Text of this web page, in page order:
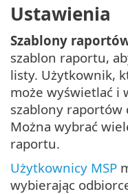
Ustawienia
Szablony
szablon raportu,
listy. Użytkownik,
może wyświetlać i
szablony
Można wybrać
raportu.
Użytkownicy MSP
wybierając